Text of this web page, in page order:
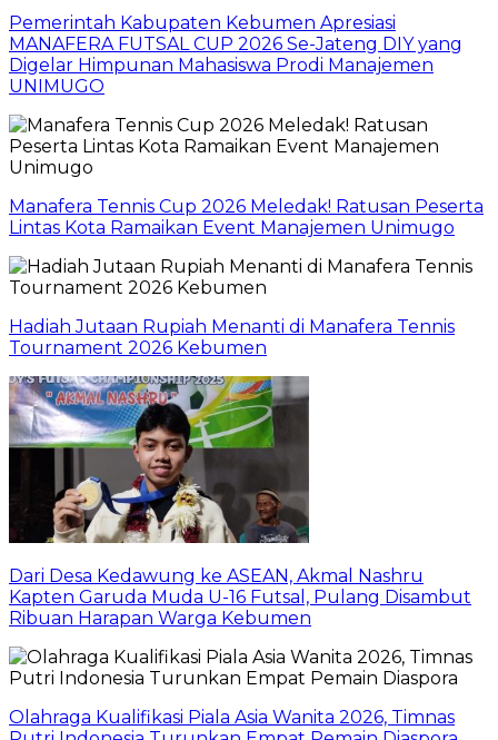
Pemerintah Kabupaten Kebumen Apresiasi
MANAFERA FUTSAL CUP 2026 Se-Jateng DIY yang
Digelar Himpunan Mahasiswa Prodi Manajemen
UNIMUGO
Manafera Tennis Cup 2026 Meledak! Ratusan Peserta
Lintas Kota Ramaikan Event Manajemen Unimugo
Hadiah Jutaan Rupiah Menanti di Manafera Tennis
Tournament 2026 Kebumen
Dari Desa Kedawung ke ASEAN, Akmal Nashru
Kapten Garuda Muda U-16 Futsal, Pulang Disambut
Ribuan Harapan Warga Kebumen
Olahraga Kualifikasi Piala Asia Wanita 2026, Timnas